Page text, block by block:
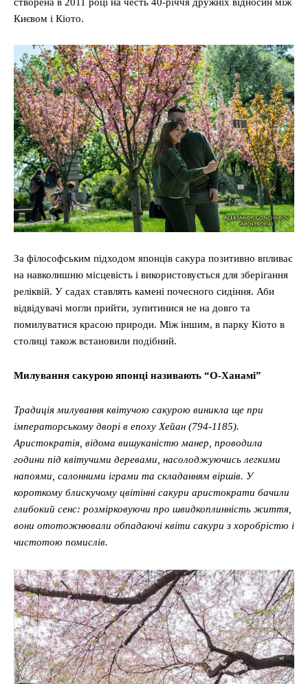
Києвом і Кіото.
За філософським підходом японців сакура позитивно впливає
на навколишню місцевість і використовується для зберігання
реліквій. У садах ставлять камені почесного сидіння. Аби
відвідувачі могли прийти, зупитинися не на довго та
помилуватися красою природи. Між іншим, в парку Кіото в
столиці також встановили подібний.
Милування сакурою японці називають “О-Ханамі”
Традиція милування квітучою сакурою виникла ще при
імператорському дворі в епоху Хейан (794-1185).
Аристократія, відома вишуканістю манер, проводила
години під квітучими деревами, насолоджуючись легкими
напоями, салонними іграми та складанням віршів. У
короткому блискучому цвітінні сакури аристократи бачили
глибокий сенс: розмірковуючи про швидкоплинність життя,
вони ототожнювали обпадаючі квіти сакури з хоробрістю і
чистотою помислів.